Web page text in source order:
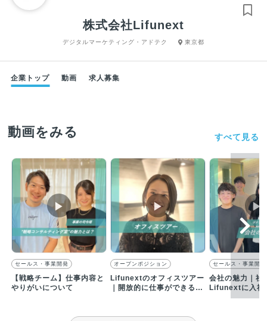
株式会社Lifunext
デジタルマーケティング・アドテク 東京都
企業トップ 動画 求人募集
動画をみる すべて見る
▶︎
セールス・事業開発
【戦略チーム】仕事内容と
やりがいについて
▶︎
オープンポジション
Lifunextのオフィスツアー
｜開放的に仕事ができるオ
▶︎
セールス・事業開発
会社の魅力｜社
Lifunextに入社
たこととは？